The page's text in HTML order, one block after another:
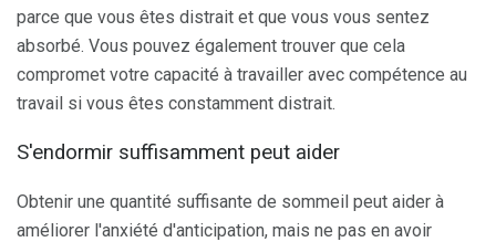
parce que vous êtes distrait et que vous vous sentez
absorbé. Vous pouvez également trouver que cela
compromet votre capacité à travailler avec compétence au
travail si vous êtes constamment distrait.
S'endormir suffisamment peut aider
Obtenir une quantité suffisante de sommeil peut aider à
améliorer l'anxiété d'anticipation, mais ne pas en avoir